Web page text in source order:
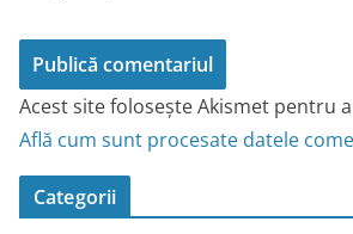
Acest site folosește Akismet pentru
Află cum sunt procesate datele
Categorii